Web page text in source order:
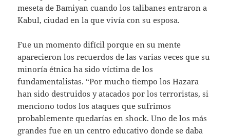
meseta de Bamiyan cuando los talibanes entraron a
Kabul, ciudad en la que vivía con su esposa.
Fue un momento difícil porque en su mente
aparecieron los recuerdos de las varias veces que su
minoría étnica ha sido víctima de los
fundamentalistas. “Por mucho tiempo los Hazara
han sido destruidos y atacados por los terroristas, si
menciono todos los ataques que sufrimos
probablemente quedarías en shock. Uno de los más
grandes fue en un centro educativo donde se daba